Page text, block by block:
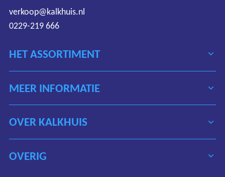
HET ASSORTIMENT
MEER INFORMATIE
OVER KALKHUIS
verkoop@kalkhuis.nl
0229-219 666
OVERIG